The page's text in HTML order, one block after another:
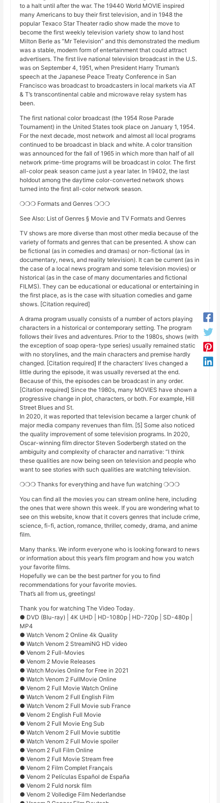
to a halt until after the war. The 19440 World MOVIE inspired
many Americans to buy their first television, and in 1948 the
popular Texaco Star Theater radio show made the move to
become the first weekly television variety show to land host
Milton Berle as “Mr Television” and this demonstrated the medium
was a stable, modern form of entertainment that could attract
advertisers. The first live national television broadcast in the U.S.
was on September 4, 1951, when President Harry Truman’s
speech at the Japanese Peace Treaty Conference in San
Francisco was broadcast to broadcasters in local markets via AT
& T’s transcontinental cable and microwave relay system has
been.
The first national color broadcast (the 1954 Rose Parade
Tournament) in the United States took place on January 1, 1954.
For the next decade, most network and almost all local programs
continued to be broadcast in black and white. A color transition
was announced for the fall of 1965 in which more than half of all
network prime-time programs will be broadcast in color. The first
all-color peak season came just a year later. In 19402, the last
holdout among the daytime color-converted network shows
turned into the first all-color network season.
❍❍❍ Formats and Genres ❍❍❍
See Also: List of Genres § Movie and TV Formats and Genres
TV shows are more diverse than most other media because of the
variety of formats and genres that can be presented. A show can
be fictional (as in comedies and dramas) or non-fictional (as in
documentary, news, and reality television). It can be current (as in
the case of a local news program and some television movies) or
historical (as in the case of many documentaries and fictional
FILMS). They can be educational or educational or entertaining in
the first place, as is the case with situation comedies and game
shows. [Citation required]
A drama program usually consists of a number of actors playing
characters in a historical or contemporary setting. The program
follows their lives and adventures. Prior to the 1980s, shows (with
the exception of soap opera-type series) usually remained static
with no storylines, and the main characters and premise hardly
changed. [Citation required] If the characters’ lives changed a
little during the episode, it was usually reversed at the end.
Because of this, the episodes can be broadcast in any order.
[Citation required] Since the 1980s, many MOVIES have shown a
progressive change in plot, characters, or both. For example, Hill
Street Blues and St.
In 2020, it was reported that television became a larger chunk of
major media company revenues than film. [5] Some also noticed
the quality improvement of some television programs. In 2020,
Oscar-winning film director Steven Soderbergh stated on the
ambiguity and complexity of character and narrative: “I think
these qualities are now being seen on television and people who
want to see stories with such qualities are watching television.
❍❍❍ Thanks for everything and have fun watching ❍❍❍
You can find all the movies you can stream online here, including
the ones that were shown this week. If you are wondering what to
see on this website, know that it covers genres that include crime,
science, fi-fi, action, romance, thriller, comedy, drama, and anime
film.
Many thanks. We inform everyone who is looking forward to news
or information about this year’s film program and how you watch
your favorite films.
Hopefully we can be the best partner for you to find
recommendations for your favorite movies.
That’s all from us, greetings!
Thank you for watching The Video Today.
● DVD (Blu-ray) | 4K UHD | HD-1080p | HD-720p | SD-480p |
MP4
● Watch Venom 2 Online 4k Quality
● Watch Venom 2 StreamiNG HD video
● Venom 2 Full-Movies
● Venom 2 Movie Releases
● Watch Movies Online for Free in 2021
● Watch Venom 2 FullMovie Online
● Venom 2 Full Movie Watch Online
● Watch Venom 2 Full English Film
● Watch Venom 2 Full Movie sub France
● Venom 2 English Full Movie
● Venom 2 Full Movie Eng Sub
● Watch Venom 2 Full Movie subtitle
● Watch Venom 2 Full Movie spoiler
● Venom 2 Full Film Online
● Venom 2 Full Movie Stream free
● Venom 2 Film Complet Français
● Venom 2 Películas Español de España
● Venom 2 Fuld norsk film
● Venom 2 Volledige Film Nederlandse